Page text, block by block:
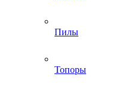
Пилы
Топоры